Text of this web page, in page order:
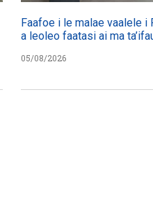
Faafoe i le malae vaalele i
a leoleo faatasi ai ma
05/08/2026